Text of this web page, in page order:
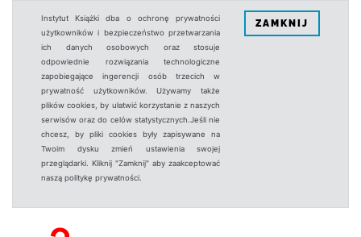
Instytut Książki dba o ochronę prywatności
użytkowników i bezpieczeństwo przetwarzania
ich danych osobowych oraz stosuje
odpowiednie rozwiązania technologiczne
zapobiegające ingerencji osób trzecich w
prywatność użytkowników. Używamy także
plików cookies, by ułatwić korzystanie z naszych
serwisów oraz do celów statystycznych.Jeśli nie
chcesz, by pliki cookies były zapisywane na
Twoim dysku zmień ustawienia swojej
przeglądarki. Kliknij "Zamknij" aby zaakceptować
naszą politykę prywatności.
ZAMKNIJ